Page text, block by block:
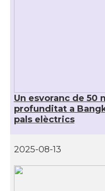
Un esvoranc de 50
profunditat a
pals elèctrics
2025-08-13